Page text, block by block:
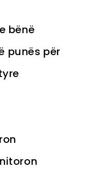
bënë
punës për